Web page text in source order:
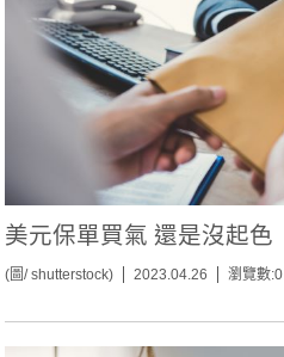
美元保單買氣 還是沒起色
(圖/ shutterstock) 2023.04.26 瀏覽數:0